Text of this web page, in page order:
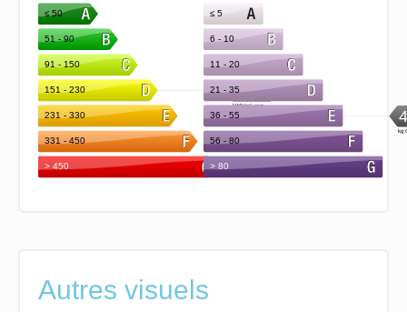
Autres visuels